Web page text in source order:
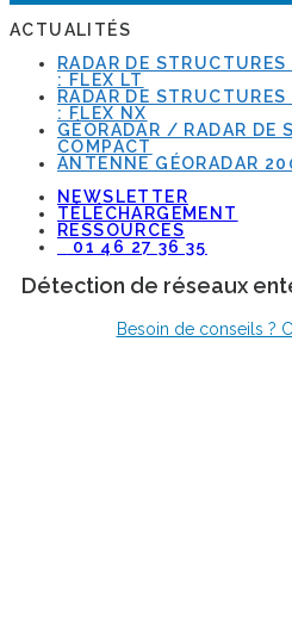
ACTUALITÉS
RADAR DE
: FLEX LT
RADAR DE
: FLEX NX
GÉORADAR / RADAR DE
COMPACT
ANTENNE GÉORADAR
NEWSLETTER
TÉLÉCHARGEMENT
RESSOURCES
01 46 27 36 35
Détection de réseaux
Besoin de conseils ?